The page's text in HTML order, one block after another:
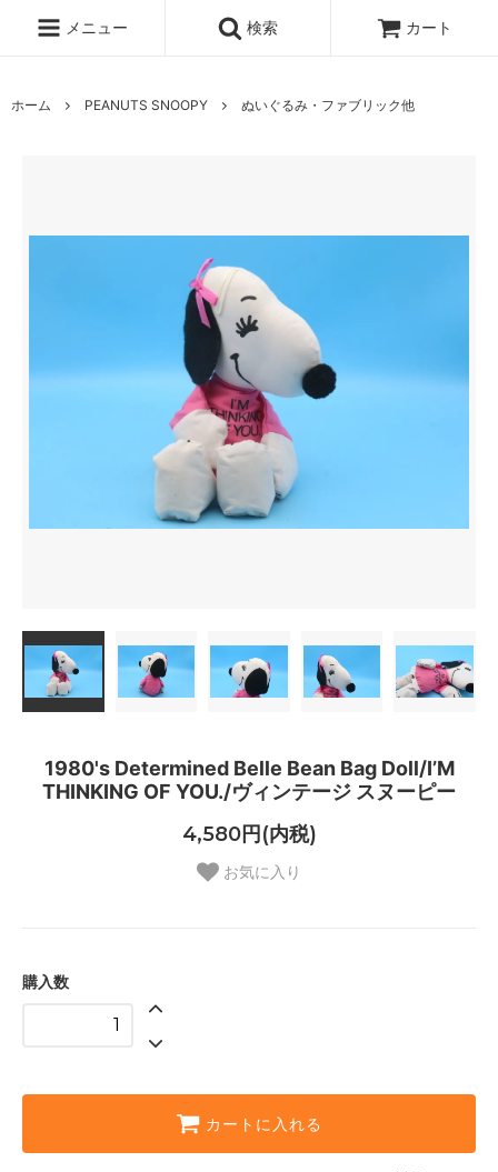
メニュー 検索 カート
ホーム PEANUTS SNOOPY ぬいぐるみ・ファブリック他
1980's Determined Belle Bean Bag Doll/I’M
THINKING OF YOU./ヴィンテージ スヌーピー
4,580円(内税)
お気に入り
購入数
カートに入れる